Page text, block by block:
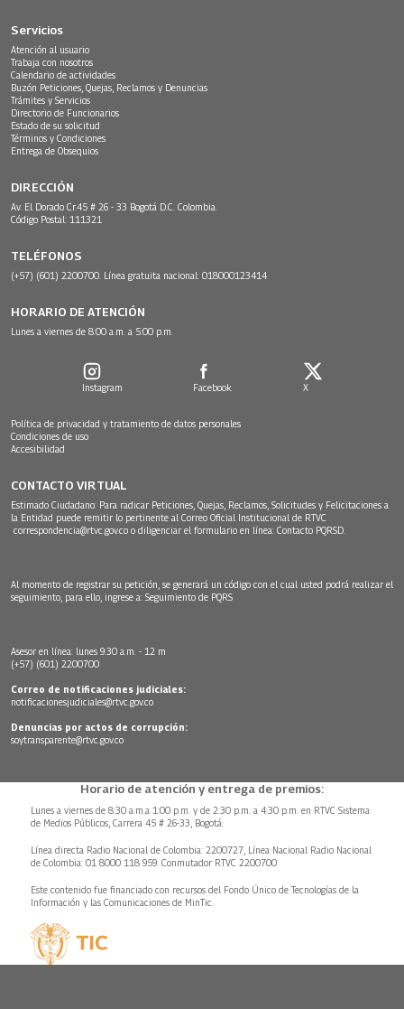
Servicios
Atención al usuario
Trabaja con nosotros
Calendario de actividades
Buzón Peticiones, Quejas, Reclamos y Denuncias
Trámites y Servicios
Directorio de Funcionarios
Estado de su solicitud
Términos y Condiciones
Entrega de Obsequios
DIRECCIÓN
Av. El Dorado Cr.45 # 26 - 33 Bogotá D.C. Colombia.
Código Postal: 111321
TELÉFONOS
(+57) (601) 2200700. Línea gratuita nacional: 018000123414
HORARIO DE ATENCIÓN
Lunes a viernes de 8:00 a.m. a 5:00 p.m.
Instagram Facebook X
Política de privacidad y tratamiento de datos personales
Condiciones de uso
Accesibilidad
CONTACTO VIRTUAL
Estimado Ciudadano: Para radicar Peticiones, Quejas, Reclamos, Solicitudes y Felicitaciones a
la Entidad puede remitir lo pertinente al Correo Oficial Institucional de RTVC
correspondencia@rtvc.gov.co o diligenciar el formulario en línea: Contacto PQRSD.
Al momento de registrar su petición, se generará un código con el cual usted podrá realizar el
seguimiento, para ello, ingrese a: Seguimiento de PQRS
Asesor en línea: lunes 9:30 a.m. - 12 m
(+57) (601) 2200700
Correo de notificaciones judiciales:
notificacionesjudiciales@rtvc.gov.co
Denuncias por actos de corrupción:
soytransparente@rtvc.gov.co
Horario de atención y entrega de premios:
Lunes a viernes de 8:30 a.m.a 1:00 p.m. y de 2:30 p.m. a 4:30 p.m. en RTVC Sistema
de Medios Públicos, Carrera 45 # 26-33, Bogotá.
Línea directa Radio Nacional de Colombia: 2200727, Línea Nacional Radio Nacional
de Colombia: 01 8000 118 959. Conmutador RTVC 2200700
Este contenido fue financiado con recursos del Fondo Único de Tecnologías de la
Información y las Comunicaciones de MinTic.